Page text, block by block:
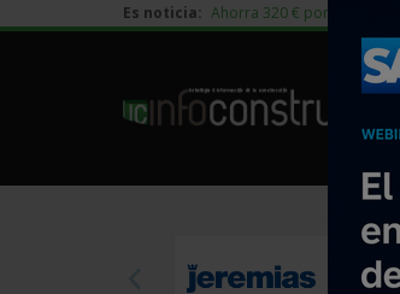
Es noticia: Ahorra 320 € por vivienda